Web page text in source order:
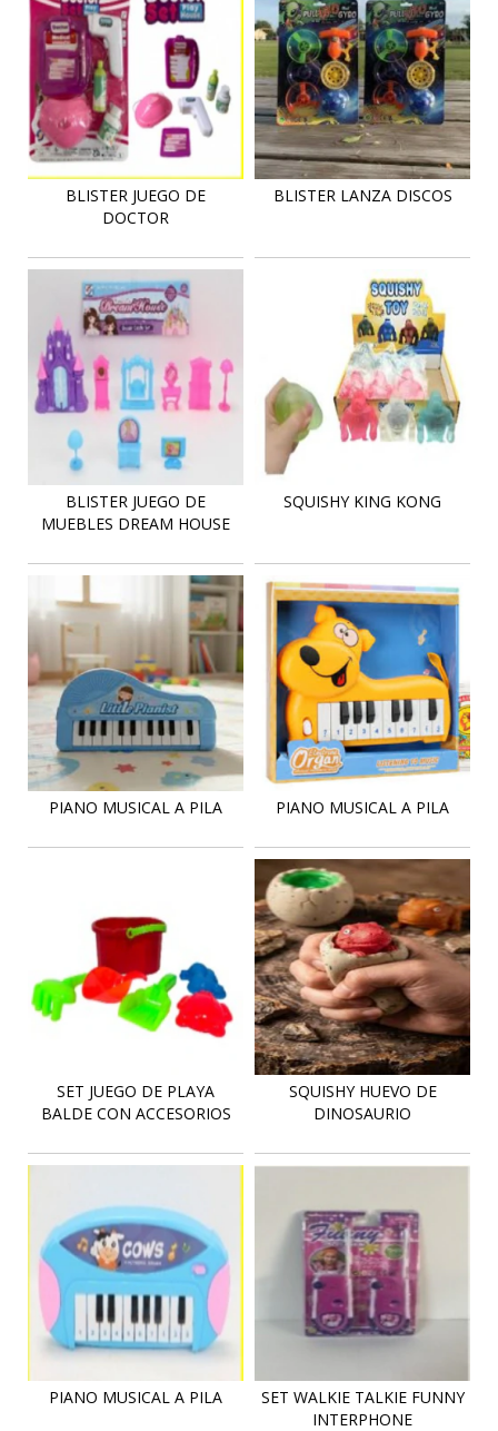
BLISTER JUEGO DE
DOCTOR
BLISTER LANZA DISCOS
BLISTER JUEGO DE
MUEBLES DREAM HOUSE
SQUISHY KING KONG
PIANO MUSICAL A PILA PIANO MUSICAL A PILA
SET JUEGO DE PLAYA
BALDE CON ACCESORIOS
SQUISHY HUEVO DE
DINOSAURIO
PIANO MUSICAL A PILA
SET WALKIE TALKIE FUNNY
INTERPHONE